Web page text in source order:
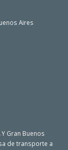
Aires
Gran Buenos
de transporte a